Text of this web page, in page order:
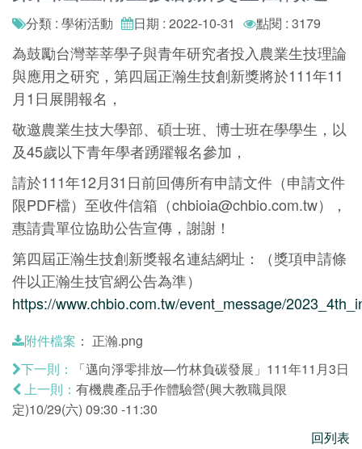
分類 : 學術活動 日期 : 2022-10-31 點閱 : 3179
為鼓勵台灣莘莘學子與青年研究者投入農業生技理論
與應用之研究，第四屆正瀚生技創新獎將於111年11
月1日展開報名，
敬邀農業生技大學部、碩士班、博士班在學學生，以
及45歲以下青年學者踴躍報名參加，
請於111年12月31日前回傳所有申請文件（申請文件
限PDF檔）至收件信箱（chbioia@chbio.com.tw），
惠請貴單位協助公告宣傳，謝謝！
第四屆正瀚生技創新獎報名連結網址：（獎項申請條
件以正瀚生技官網公告為準）
https://www.chbio.com.tw/event_message/
附件檔案 ： 正瀚.png
下一則： 「邁向淨零排放—竹林負碳發展」111年11月3日
上一則： 有機農產品手作體驗營(興大教職員限
定)10/29(六) 09:30 -11:30
回列表